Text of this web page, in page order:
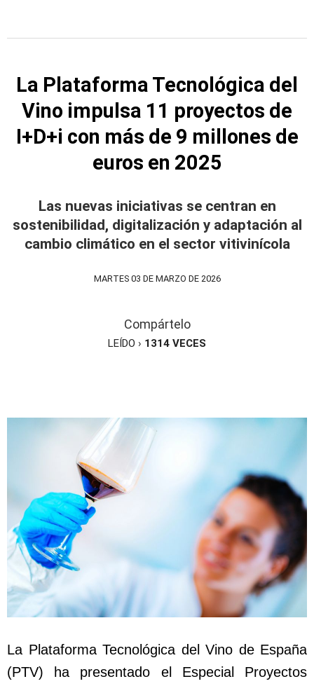
La Plataforma Tecnológica del
Vino impulsa 11 proyectos de
I+D+i con más de 9 millones de
euros en 2025
Las nuevas iniciativas se centran en
sostenibilidad, digitalización y adaptación al
cambio climático en el sector vitivinícola
MARTES 03 DE MARZO DE 2026
Compártelo
LEÍDO › 1314 VECES
La Plataforma Tecnológica del Vino de España
(PTV) ha presentado el Especial Proyectos